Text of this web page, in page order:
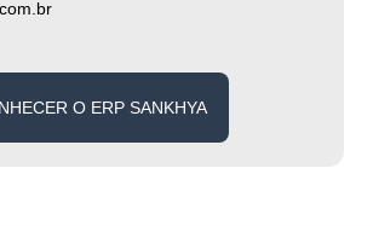
O ERP SANKHYA